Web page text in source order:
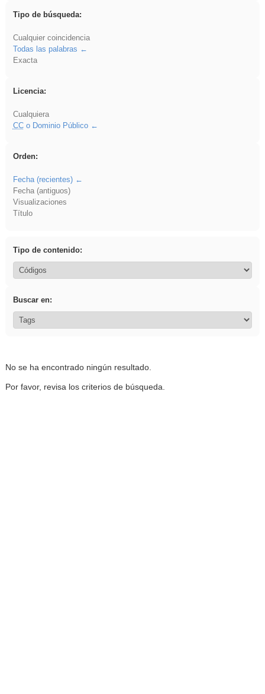
Tipo de búsqueda:
Cualquier coincidencia
Todas las palabras
Exacta
Licencia:
Cualquiera
CCo Dominio Público
Orden:
Fecha (recientes)
Fecha (antiguos)
Visualizaciones
Título
Tipo de contenido:
Buscar en:
No se ha encontrado ningún resultado.
Por favor, revisa los criterios de búsqueda.